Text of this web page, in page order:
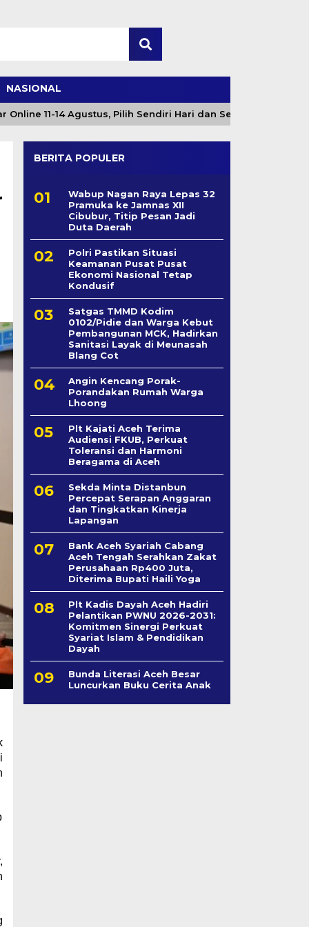
NASIONAL
11-14 Agustus, Pilih Sendiri Hari dan Sesi
BERITA POPULER
Wabup Nagan Raya Lepas 32
Pramuka ke Jamnas XII
Cibubur, Titip Pesan Jadi
Duta Daerah
Polri Pastikan Situasi
Keamanan Pusat Pusat
Ekonomi Nasional Tetap
Kondusif
Satgas TMMD Kodim
0102/Pidie dan Warga Kebut
Pembangunan MCK, Hadirkan
Sanitasi Layak di Meunasah
Blang Cot
Angin Kencang Porak-
Porandakan Rumah Warga
Lhoong
Plt Kajati Aceh Terima
Audiensi FKUB, Perkuat
Toleransi dan Harmoni
Beragama di Aceh
Sekda Minta Distanbun
Percepat Serapan Anggaran
dan Tingkatkan Kinerja
Lapangan
Bank Aceh Syariah Cabang
Aceh Tengah Serahkan Zakat
Perusahaan Rp400 Juta,
Diterima Bupati Haili Yoga
Plt Kadis Dayah Aceh Hadiri
Pelantikan PWNU 2026-2031:
Komitmen Sinergi Perkuat
Syariat Islam & Pendidikan
Dayah
Bunda Literasi Aceh Besar
Luncurkan Buku Cerita Anak